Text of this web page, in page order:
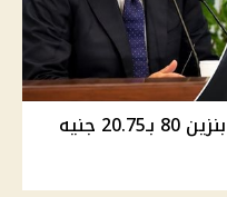
أسعار الوقود في مصر اليوم .. بنزين 80 بـ20.75 جنيه